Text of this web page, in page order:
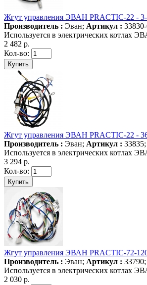
Жгут управления ЭВАН PRACTIC-22 - 3-
Производитель : Эван; Артикул :
Используется в электрических котлах
2 482 р.
Кол-во:
Жгут управления ЭВАН PRACTIC-22 -
Производитель : Эван; Артикул : 33835;
Используется в электрических котлах
3 294 р.
Кол-во:
Жгут управления ЭВАН PRACTIC-72-
Производитель : Эван; Артикул : 33790;
Используется в электрических котлах
2 030 р.